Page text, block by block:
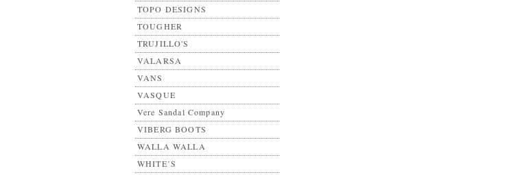
TOPO DESIGNS
TOUGHER
TRUJILLO'S
VALARSA
VANS
VASQUE
Vere Sandal Company
VIBERG BOOTS
WALLA WALLA
WHITE’S